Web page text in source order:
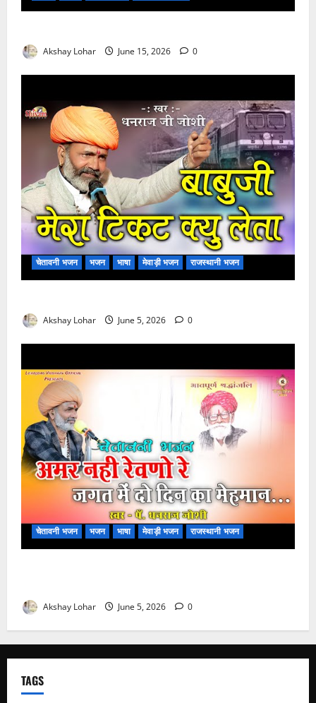
Akshay Lohar June 15, 2026 0
चेतावनी भजन भजन भाषा मेवाड़ी भजन राजस्थानी भजन
Akshay Lohar June 5, 2026 0
चेतावनी भजन भजन भाषा मेवाड़ी भजन राजस्थानी भजन
Akshay Lohar June 5, 2026 0
TAGS